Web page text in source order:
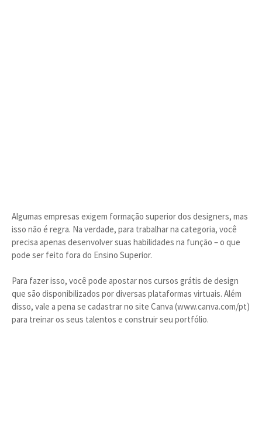
Algumas empresas exigem formação superior dos designers, mas
isso não é regra. Na verdade, para trabalhar na categoria, você
precisa apenas desenvolver suas habilidades na função – o que
pode ser feito fora do Ensino Superior.
Para fazer isso, você pode apostar nos cursos grátis de design
que são disponibilizados por diversas plataformas virtuais. Além
disso, vale a pena se cadastrar no site Canva (www.canva.com/pt)
para treinar os seus talentos e construir seu portfólio.